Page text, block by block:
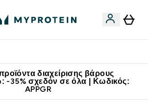
διαχείρισης βάρους
-35% σχεδόν σε όλα | Κωδικός:
APPGR